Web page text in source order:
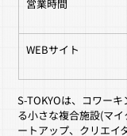
営業時間
WEBサイト
S-TOKYOは、コワー
る小さな複合施設(マ
ートアップ、クリエイ